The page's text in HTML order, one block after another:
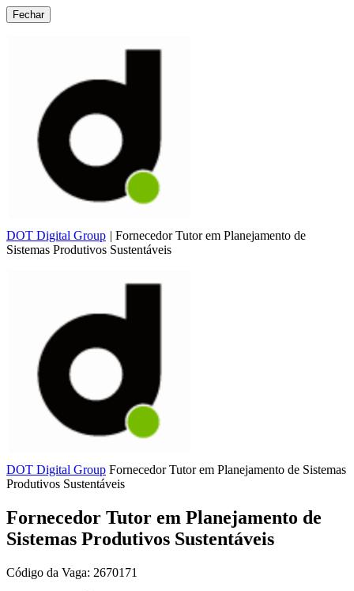
Fechar
DOT Digital Group | Fornecedor Tutor em Planejamento de
Sistemas Produtivos Sustentáveis
DOT Digital Group Fornecedor Tutor em Planejamento de Sistemas
Produtivos Sustentáveis
Fornecedor Tutor em Planejamento de
Sistemas Produtivos Sustentáveis
Código da Vaga: 2670171